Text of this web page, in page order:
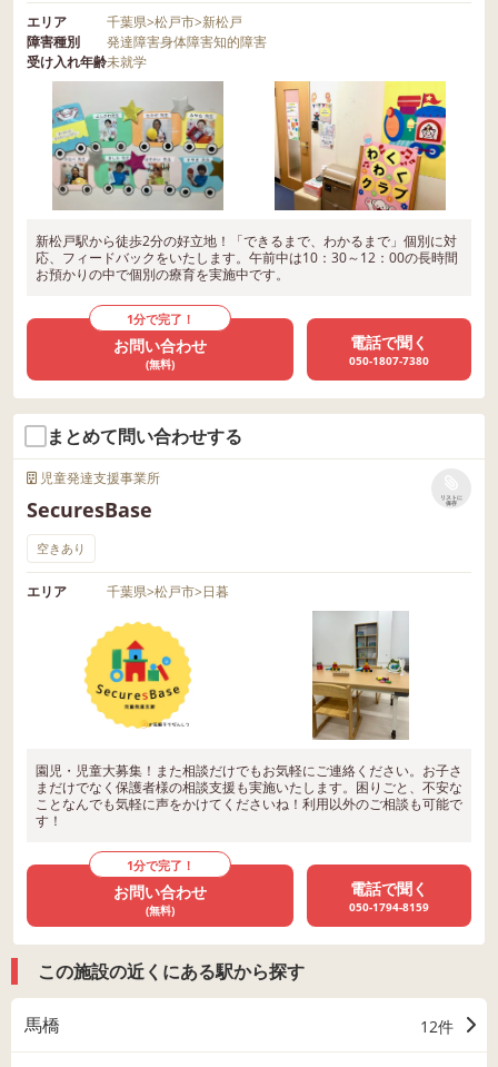
エリア 千葉県>松戸市>新松戸
障害種別
発達障害身体障害知的障害
受け入れ年齢未就学
新松戸駅から徒歩2分の好立地！「できるまで、わかるまで」個別に対
応、フィードバックをいたします。午前中は10：30～12：00の長時間
お預かりの中で個別の療育を実施中です。
1分で完了！
お問い合わせ
(無料)
電話で聞く
050-1807-7380
まとめて問い合わせする
児童発達支援事業所
SecuresBase
リストに
保存
空きあり
エリア 千葉県>松戸市>日暮
園児・児童大募集！また相談だけでもお気軽にご連絡ください。お子さ
まだけでなく保護者様の相談支援も実施いたします。困りごと、不安な
ことなんでも気軽に声をかけてくださいね！利用以外のご相談も可能で
す！
1分で完了！
お問い合わせ
(無料)
電話で聞く
050-1794-8159
この施設の近くにある駅から探す
馬橋 12件